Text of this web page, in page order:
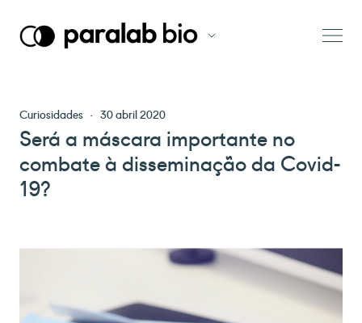
Curiosidades · 30 abril 2020
Será a máscara importante no
combate à disseminação da Covid-
19?